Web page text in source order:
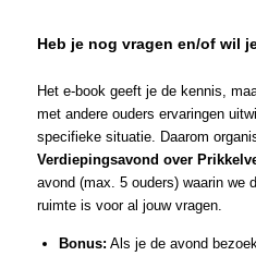
Heb je nog vragen en/of wil
Het e-book geeft je de kennis,
met andere ouders ervaringen
specifieke situatie. Daarom
Verdiepingsavond over
avond (max. 5 ouders) waarin we
ruimte is voor al jouw vragen.
Bonus: Als je de avond